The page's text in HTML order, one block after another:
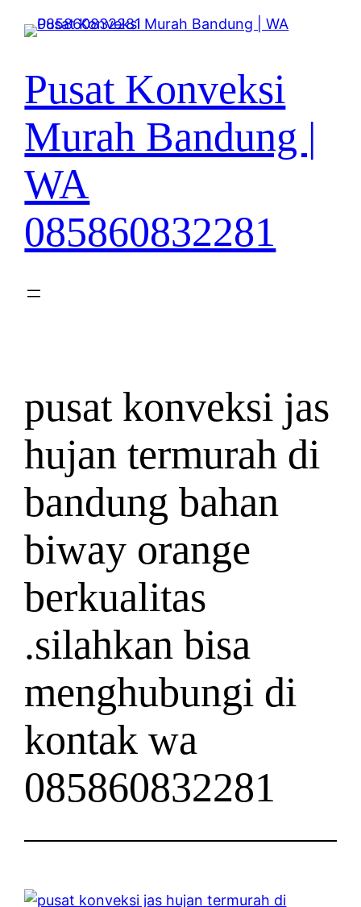
Lewati
Pusat Konveksi
Murah Bandung |
WA
085860832281
pusat konveksi jas
hujan termurah di
bandung bahan
biway orange
berkualitas
.silahkan bisa
menghubungi di
kontak wa
085860832281